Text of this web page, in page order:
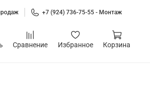
+7 (924) 736-75-55 - Монтаж
Сравнение Избранное Корзина